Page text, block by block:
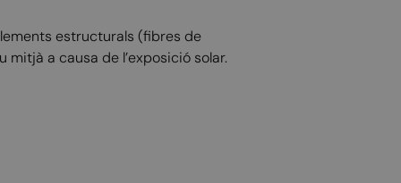
estructurals (fibres de
a causa de l’exposició solar.